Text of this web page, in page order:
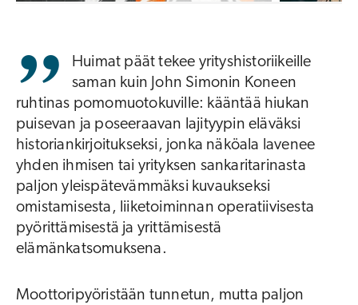
Huimat päät tekee yrityshistoriikeille
saman kuin John Simonin Koneen
ruhtinas pomomuotokuville: kääntää hiukan
puisevan ja poseeraavan lajityypin eläväksi
historiankirjoitukseksi, jonka näköala lavenee
yhden ihmisen tai yrityksen sankaritarinasta
paljon yleispätevämmäksi kuvaukseksi
omistamisesta, liiketoiminnan operatiivisesta
pyörittämisestä ja yrittämisestä
elämänkatsomuksena.
Moottoripyöristään tunnetun, mutta paljon